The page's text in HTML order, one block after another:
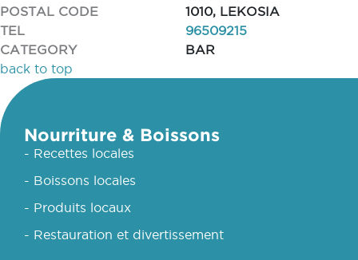
POSTAL CODE
1010, LEKOSIA
TEL
96509215
CATEGORY
BAR
back to top
Nourriture & Boissons
- Recettes locales
- Boissons locales
- Produits locaux
- Restauration et divertissement